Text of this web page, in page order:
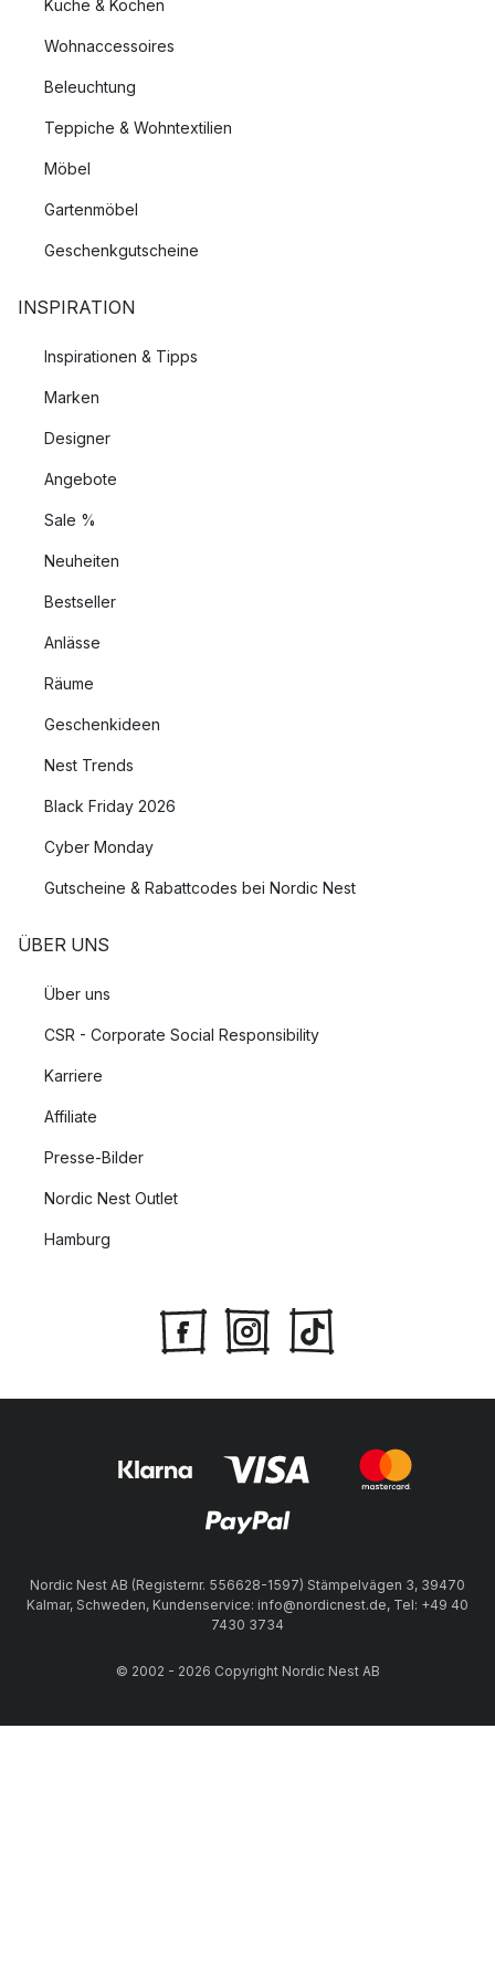
Küche & Kochen
Wohnaccessoires
Beleuchtung
Teppiche & Wohntextilien
Möbel
Gartenmöbel
Geschenkgutscheine
INSPIRATION
Inspirationen & Tipps
Marken
Designer
Angebote
Sale %
Neuheiten
Bestseller
Anlässe
Räume
Geschenkideen
Nest Trends
Black Friday 2026
Cyber Monday
Gutscheine & Rabattcodes bei Nordic Nest
ÜBER UNS
Über uns
CSR - Corporate Social Responsibility
Karriere
Affiliate
Presse-Bilder
Nordic Nest Outlet
Hamburg
Nordic Nest AB (Registernr. 556628-1597) Stämpelvägen 3, 39470
Kalmar, Schweden, Kundenservice: info@nordicnest.de, Tel: +49 40
7430 3734
© 2002 - 2026 Copyright Nordic Nest AB